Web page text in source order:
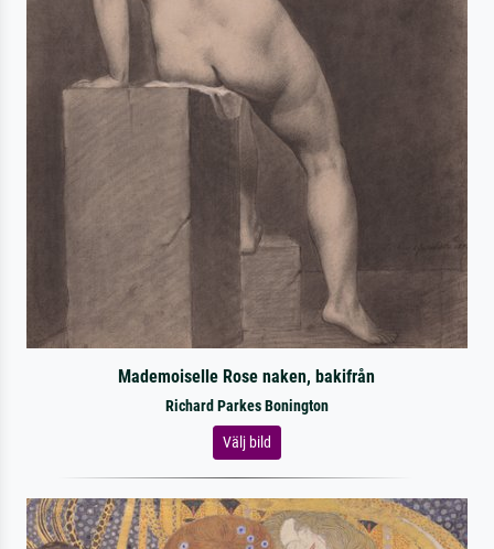
Mademoiselle Rose naken, bakifrån
Richard Parkes Bonington
Välj bild